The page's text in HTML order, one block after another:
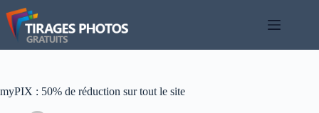
Passer
au
contenu
myPIX : 50% de réduction sur tout le site